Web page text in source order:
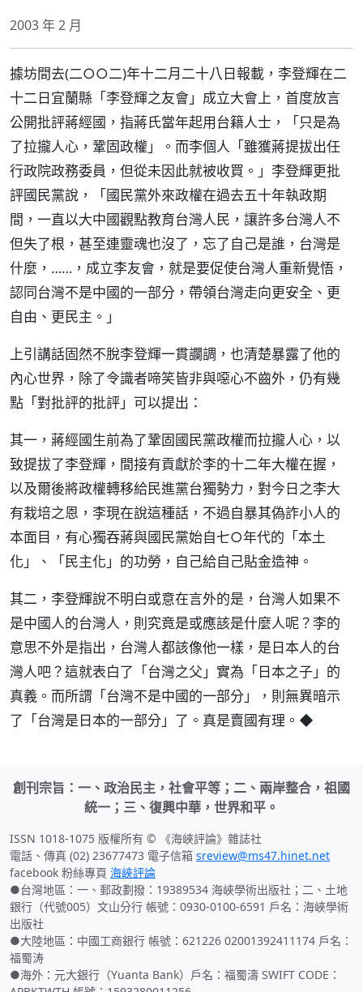
2003 年 2 月
據坊間去(二○○二)年十二月二十八日報載，李登輝在二
十二日宜蘭縣「李登輝之友會」成立大會上，首度放言
公開批評蔣經國，指蔣氏當年起用台籍人士，「只是為
了拉攏人心，鞏固政權」。而李個人「雖獲蔣提拔出任
行政院政務委員，但從未因此就被收買。」李登輝更批
評國民黨說，「國民黨外來政權在過去五十年執政期
間，一直以大中國觀點教育台灣人民，讓許多台灣人不
但失了根，甚至連靈魂也沒了，忘了自己是誰，台灣是
什麼，……，成立李友會，就是要促使台灣人重新覺悟，
認同台灣不是中國的一部分，帶領台灣走向更安全、更
自由、更民主。」
上引講話固然不脫李登輝一貫讕調，也清楚暴露了他的
內心世界，除了令識者啼笑皆非與噁心不齒外，仍有幾
點「對批評的批評」可以提出：
其一，蔣經國生前為了鞏固國民黨政權而拉攏人心，以
致提拔了李登輝，間接有貢獻於李的十二年大權在握，
以及爾後將政權轉移給民進黨台獨勢力，對今日之李大
有栽培之恩，李現在說這種話，不過自暴其偽詐小人的
本面目，有心獨吞蔣與國民黨始自七○年代的「本土
化」、「民主化」的功勞，自己給自己貼金造神。
其二，李登輝說不明白或意在言外的是，台灣人如果不
是中國人的台灣人，則究竟是或應該是什麼人呢？李的
意思不外是指出，台灣人都該像他一樣，是日本人的台
灣人吧？這就表白了「台灣之父」實為「日本之子」的
真義。而所謂「台灣不是中國的一部分」，則無異暗示
了「台灣是日本的一部分」了。真是賣國有理。◆
創刊宗旨：一、政治民主，社會平等；二、兩岸整合，祖國
統一；三、復興中華，世界和平。
ISSN 1018-1075 版權所有 © 《海峽評論》雜誌社
電話、傳真 (02) 23677473 電子信箱 sreview@ms47.hinet.net
facebook 粉絲專頁 海峽評論
●台灣地區：一、郵政劃撥：19389534 海峽學術出版社；二、土地
銀行（代號005）文山分行 帳號：0930-0100-6591 戶名：海峽學術
出版社
●大陸地區：中國工商銀行 帳號：621226 02001392411174 戶名：
福蜀涛
●海外：元大銀行（Yuanta Bank）戶名：福蜀濤 SWIFT CODE：